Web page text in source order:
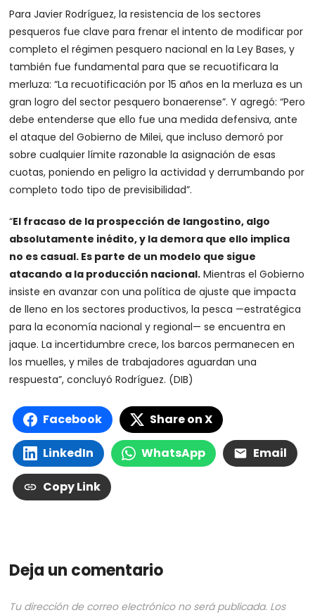
Para Javier Rodríguez, la resistencia de los sectores
pesqueros fue clave para frenar el intento de modificar por
completo el régimen pesquero nacional en la Ley Bases, y
también fue fundamental para que se recuotificara la
merluza: “La recuotificación por 15 años en la merluza es un
gran logro del sector pesquero bonaerense”. Y agregó: “Pero
debe entenderse que ello fue una medida defensiva, ante
el ataque del Gobierno de Milei, que incluso demoró por
sobre cualquier límite razonable la asignación de esas
cuotas, poniendo en peligro la actividad y derrumbando por
completo todo tipo de previsibilidad”.
“El fracaso de la prospección de langostino, algo
absolutamente inédito, y la demora que ello implica
no es casual. Es parte de un modelo que sigue
atacando a la producción nacional. Mientras el Gobierno
insiste en avanzar con una política de ajuste que impacta
de lleno en los sectores productivos, la pesca —estratégica
para la economía nacional y regional— se encuentra en
jaque. La incertidumbre crece, los barcos permanecen en
los muelles, y miles de trabajadores aguardan una
respuesta”, concluyó Rodríguez. (DIB)
Facebook Share on X
LinkedIn WhatsApp Email
Copy Link
Deja un comentario
Tu dirección de correo electrónico no será publicada. Los